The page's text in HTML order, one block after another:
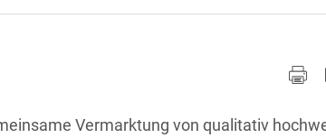
Vermarktung von qualitativ